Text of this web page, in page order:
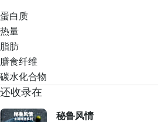
蛋白质
热量
脂肪
膳食纤维
碳水化合物
还收录在
秘鲁风情